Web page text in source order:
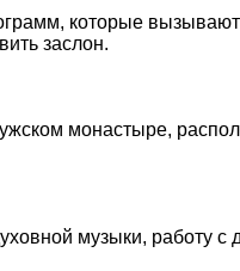
которые
заслон.
монастыре,
музыки, работу с